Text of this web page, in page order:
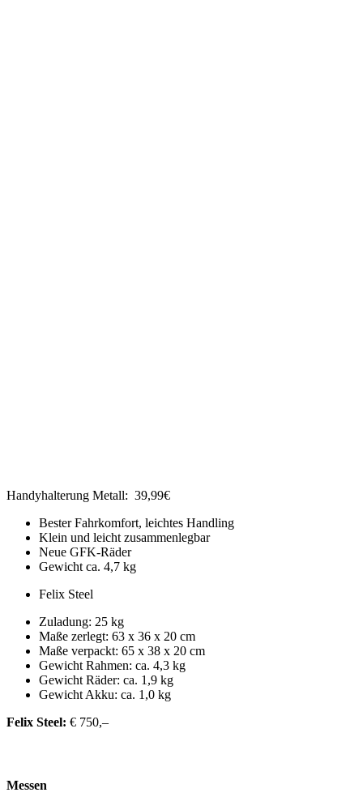
Handyhalterung Metall: 39,99€
Bester Fahrkomfort, leichtes Handling
Klein und leicht zusammenlegbar
Neue GFK-Räder
Gewicht ca. 4,7 kg
Felix Steel
Zuladung: 25 kg
Maße zerlegt: 63 x 36 x 20 cm
Maße verpackt: 65 x 38 x 20 cm
Gewicht Rahmen: ca. 4,3 kg
Gewicht Räder: ca. 1,9 kg
Gewicht Akku: ca. 1,0 kg
Felix Steel: € 750,–
Messen